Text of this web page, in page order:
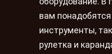
вам
инструменты,
рулетка и